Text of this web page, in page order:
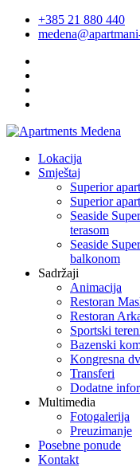
+385 21 880 440
Lokacija
Smještaj
Superior
Superior
Seaside
terasom
Seaside
balkonom
Sadržaji
Animacija
Restoran
Restoran
Sportski
Bazenski
Kongresna
Transferi
Dodatne
Multimedia
Fotogalerija
Preuzimanje
Posebne ponude
Kontakt